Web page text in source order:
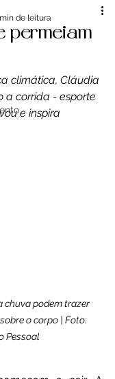
permeiam
de leitura
climática, Cláudia
a corrida - esporte
e inspira
chuva podem trazer
o corpo | Foto:
Pessoal